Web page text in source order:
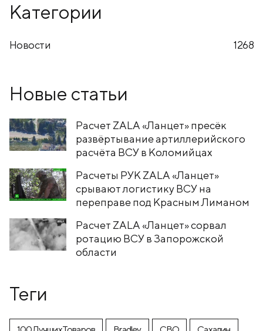
Категории
Новости 1268
Новые статьи
Расчет ZALA «Ланцет» пресёк
развёртывание артиллерийского
расчёта ВСУ в Коломийцах
Расчеты РУК ZALA «Ланцет»
срывают логистику ВСУ на
переправе под Красным Лиманом
Расчет ZALA «Ланцет» сорвал
ротацию ВСУ в Запорожской
области
Теги